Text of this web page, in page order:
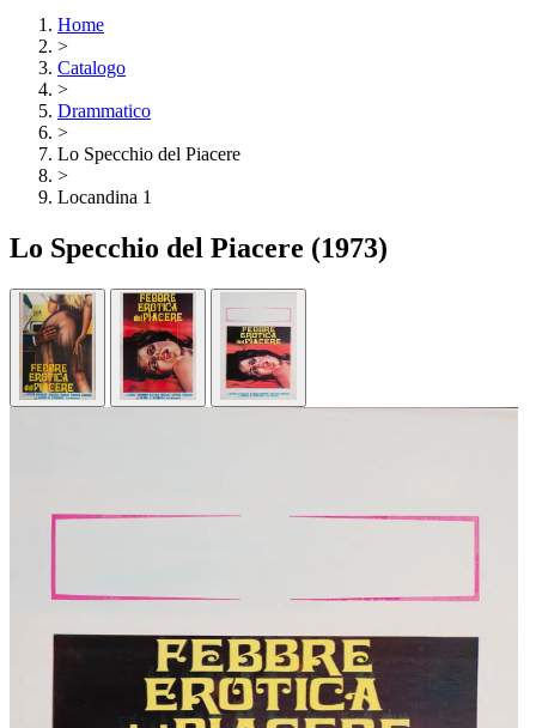
Home
>
Catalogo
>
Drammatico
>
Lo Specchio del Piacere
>
Locandina 1
Lo Specchio del Piacere (1973)